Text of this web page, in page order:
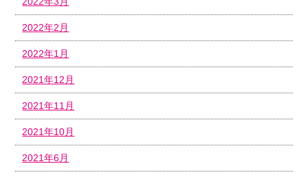
2022年2月
2022年1月
2021年12月
2021年11月
2021年10月
2021年6月